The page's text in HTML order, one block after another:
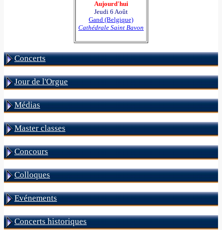
Aujourd'hui
Jeudi 6 Août
Gand (Belgique)
Cathédrale Saint Bavon
Concerts
Jour de l'Orgue
Médias
Master classes
Concours
Colloques
Evénements
Concerts historiques